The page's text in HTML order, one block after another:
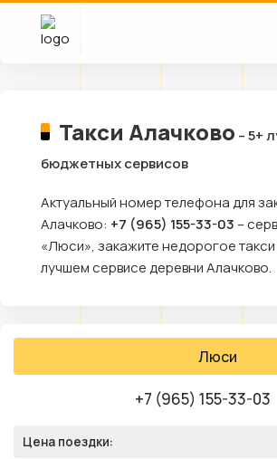
Такси Алачково – 5+
бюджетных сервисов
Актуальный номер телефона для
Алачково: +7 (965) 155-33-03 –
«Люси», закажите недорогое
лучшем сервисе деревни Алачково.
Люси
+7 (965) 155-33-03
Цена поездки: